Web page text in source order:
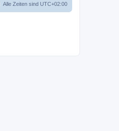
Alle Zeiten sind UTC+02:00